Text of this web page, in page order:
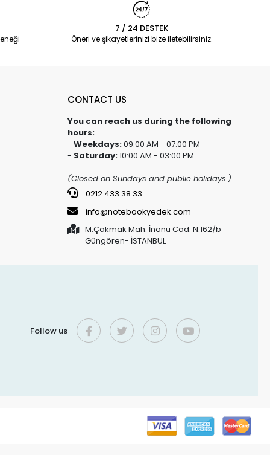
7 / 24 DESTEK
Öneri ve şikayetlerinizi bize iletebilirsiniz.
CONTACT US
You can reach us during the following
hours:
- Weekdays:09:00 AM - 07:00 PM
- Saturday:10:00 AM - 03:00 PM
(Closed on Sundays and public holidays.)
0212 433 38 33
info@notebookyedek.com
M.Çakmak Mah. İnönü Cad. N.162/b
Güngören- İSTANBUL
Follow us